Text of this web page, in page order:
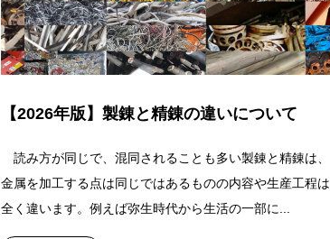
【2026年版】製錬と精錬の違いについて
読み方が同じで、混同されることも多い製錬と精錬は、
金属を加工する点は同じではあるものの内容や生産工程は
全く違います。例えば弥生時代から生活の一部に...